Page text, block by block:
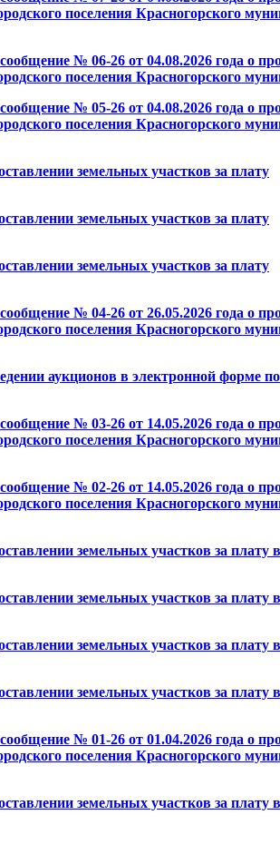
поселения Красногорского
№ 06-26 от 04.08.2026 года о
поселения Красногорского
№ 05-26 от 04.08.2026 года о
поселения Красногорского
земельных участков за плату
земельных участков за плату
земельных участков за плату
№ 04-26 от 26.05.2026 года о
поселения Красногорского
аукционов в электронной форме
№ 03-26 от 14.05.2026 года о
поселения Красногорского
№ 02-26 от 14.05.2026 года о
поселения Красногорского
земельных участков за плату
земельных участков за плату
земельных участков за плату
земельных участков за плату
№ 01-26 от 01.04.2026 года о
поселения Красногорского
земельных участков за плату